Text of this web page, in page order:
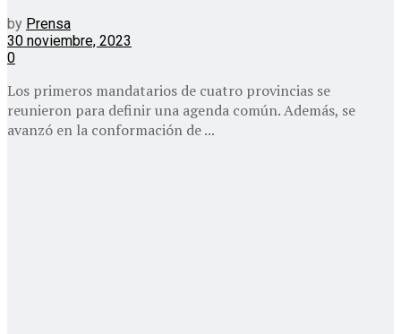
by Prensa
30 noviembre, 2023
0
Los primeros mandatarios de cuatro provincias se
reunieron para definir una agenda común. Además, se
avanzó en la conformación de ...